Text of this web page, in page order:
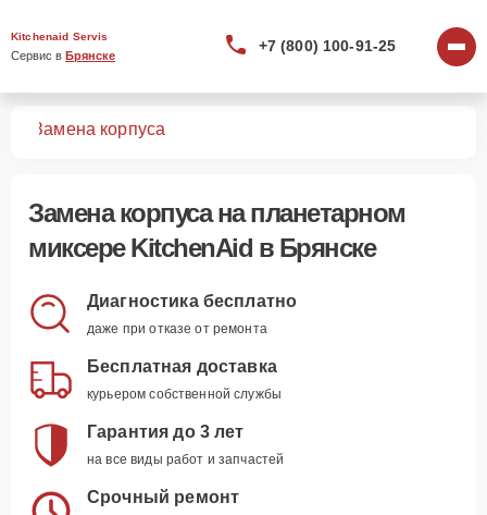
Kitchenaid Servis
Сервис в Брянске
+7 (800) 100-91-25
Замена корпуса
Замена корпусана планетарном
миксере KitchenAid в Брянске
Диагностика бесплатно
даже при отказе от ремонта
Бесплатная доставка
курьером собственной службы
Гарантия до 3 лет
на все виды работ и запчастей
Срочный ремонт